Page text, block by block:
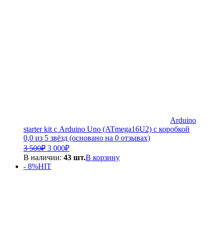
Arduino
starter kit с Arduino Uno (ATmega16U2) с коробкой
0,0 из 5 звёзд (основано на 0 отзывах)
3 500₽ Первоначальная
цена
составляла
3
3 000₽Текущая
цена:
В наличии: 43 шт.В корзину
- 8%HIT